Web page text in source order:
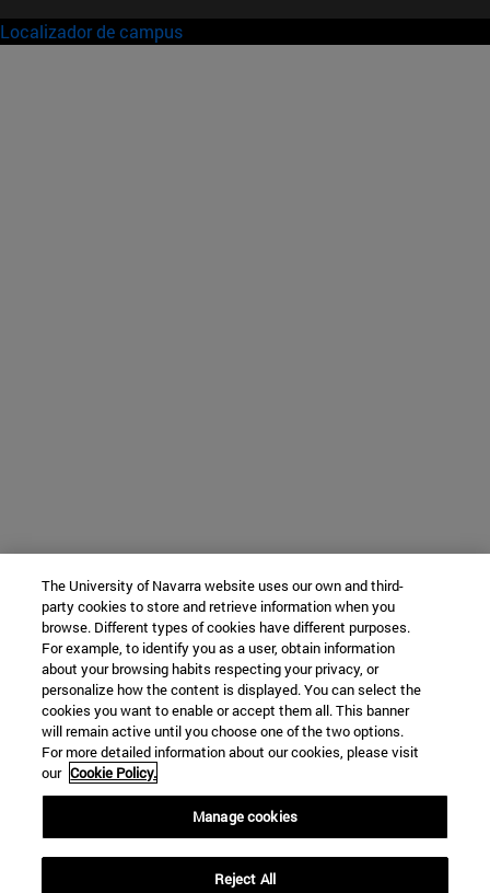
Localizador de campus
The University of Navarra website uses our own and third-
party cookies to store and retrieve information when you
browse. Different types of cookies have different purposes.
For example, to identify you as a user, obtain information
about your browsing habits respecting your privacy, or
personalize how the content is displayed. You can select the
cookies you want to enable or accept them all. This banner
will remain active until you choose one of the two options.
For more detailed information about our cookies, please visit
our Cookie Policy.
Manage cookies
Reject All